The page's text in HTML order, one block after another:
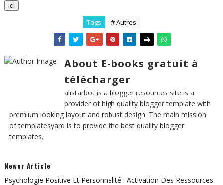
ici
Tags # Autres
About E-books gratuit à
télécharger
alistarbot is a blogger resources site is a
provider of high quality blogger template with
premium looking layout and robust design. The main mission
of templatesyard is to provide the best quality blogger
templates.
Newer Article
Psychologie Positive Et Personnalité : Activation Des Ressources